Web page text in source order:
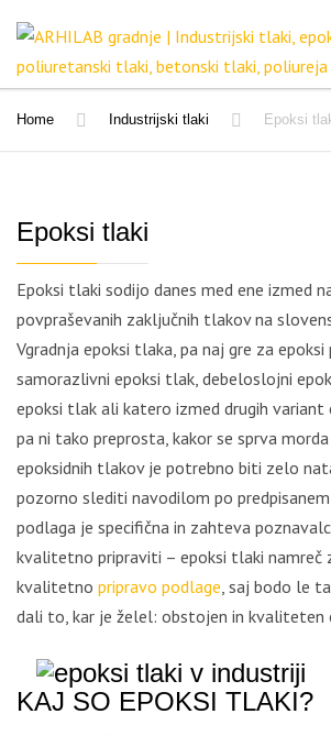
Home Industrijski tlaki Epoksi
Epoksi tlaki
Epoksi tlaki sodijo danes med ene izmed
povpraševanih zaključnih tlakov na
Vgradnja epoksi tlaka, pa naj gre za epoksi
samorazlivni epoksi tlak, debeloslojni
epoksi tlak ali katero izmed drugih variant
pa ni tako preprosta, kakor se sprva
epoksidnih tlakov je potrebno biti zelo
pozorno slediti navodilom po predpisanem
podlaga je specifična in zahteva
kvalitetno pripraviti – epoksi tlaki namreč
kvalitetno pripravo podlage, saj bodo le
dali to, kar je želel: obstojen in kvaliteten
KAJ SO EPOKSI TLAKI?